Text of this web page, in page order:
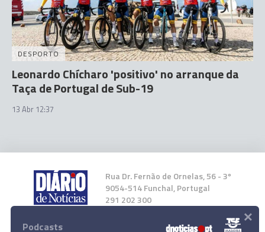
DESPORTO
Leonardo Chícharo 'positivo' no arranque da
Taça de Portugal de Sub-19
13 Abr 12:37
Rua Dr. Fernão de Ornelas, 56 - 3º
9054-514 Funchal, Portugal
291 202 300
Instale a nossa App
Podcasts ×